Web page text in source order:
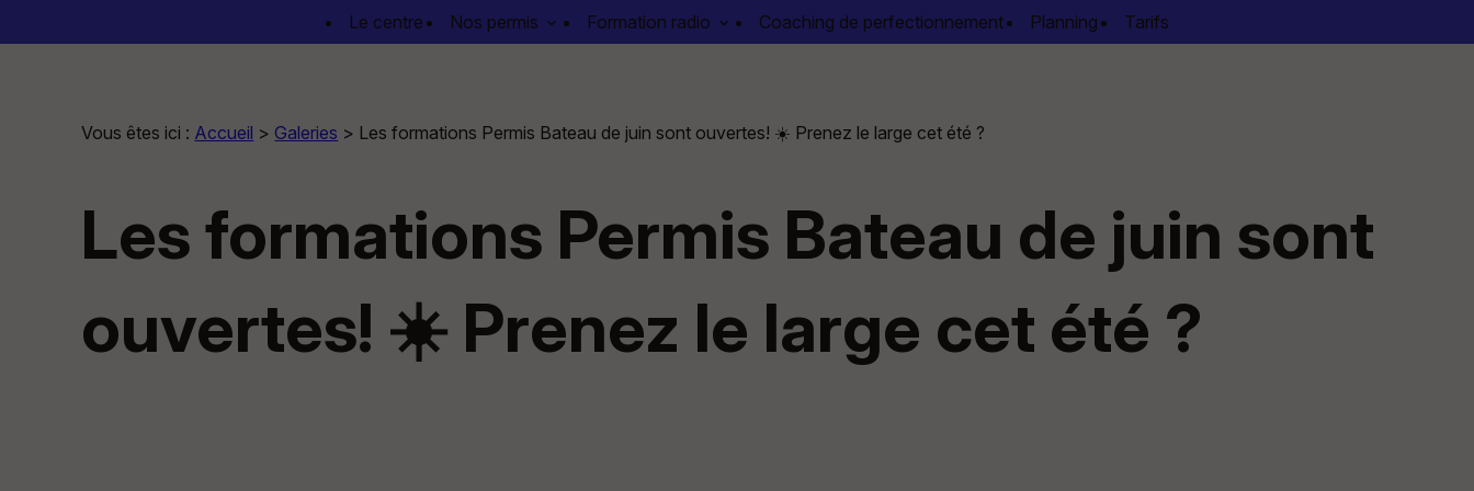
Le centre Nos permis Formation radio Coaching de perfectionnement Planning Tarifs
Vous êtes ici : Accueil > Galeries > Les formations Permis Bateau de juin sont ouvertes! ☀️ Prenez le large cet été ?
Les formations Permis Bateau de juin sont
ouvertes! ☀️ Prenez le large cet été ?